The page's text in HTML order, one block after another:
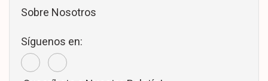
Sobre Nosotros
Síguenos en: